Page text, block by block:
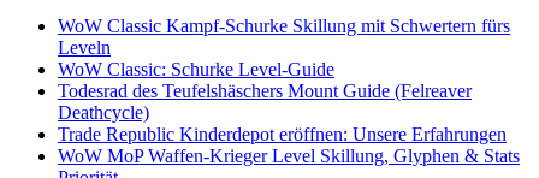
WoW Classic Kampf-Schurke Skillung mit Schwertern fürs
Leveln
WoW Classic: Schurke Level-Guide
Todesrad des Teufelshäschers Mount Guide (Felreaver
Deathcycle)
Trade Republic Kinderdepot eröffnen: Unsere Erfahrungen
WoW MoP Waffen-Krieger Level Skillung, Glyphen & Stats